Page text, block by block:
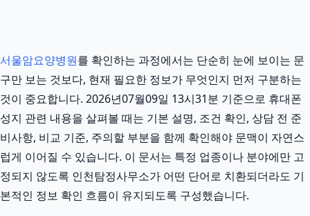
서울암요양병원를 확인하는 과정에서는 단순히 눈에 보이는 문
구만 보는 것보다, 현재 필요한 정보가 무엇인지 먼저 구분하는
것이 중요합니다. 2026년07월09일 13시31분 기준으로 휴대폰
성지 관련 내용을 살펴볼 때는 기본 설명, 조건 확인, 상담 전 준
비사항, 비교 기준, 주의할 부분을 함께 확인해야 문맥이 자연스
럽게 이어질 수 있습니다. 이 문서는 특정 업종이나 분야에만 고
정되지 않도록 인천탐정사무소가 어떤 단어로 치환되더라도 기
본적인 정보 확인 흐름이 유지되도록 구성했습니다.